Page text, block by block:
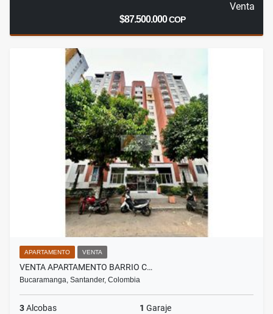
Venta
$87.500.000COP
APARTAMENTO VENTA
VENTA APARTAMENTO BARRIO C…
Bucaramanga, Santander, Colombia
3Alcobas 1 Garaje